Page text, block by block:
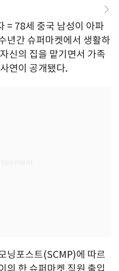
= 78세 중국 남성이 아파
년간 슈퍼마켓에서 생활하
신의 집을 맡기면서 가족
연이 공개됐다.
닝포스트(SCMP)에 따르
의 한 슈퍼마켓 직원 출입